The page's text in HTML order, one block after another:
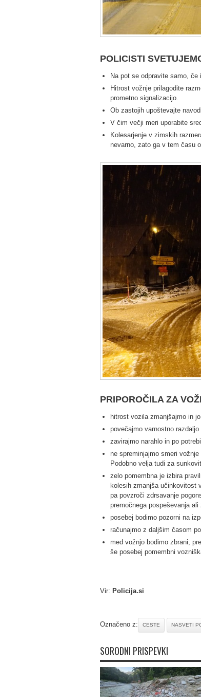
POLICISTI
Na pot se odpravite samo,
Hitrost vožnje prilagodite
prometno signalizacijo.
Ob zastojih upoštevajte
V čim večji meri uporabite
Kolesarjenje v zimskih
nevarno, zato ga v tem času
PRIPOROČILA ZA
hitrost vozila zmanjšajmo in
povečajmo varnostno
zavirajmo narahlo in po
ne spreminjajmo smeri
Podobno velja tudi za
zelo pomembna je izbira
kolesih zmanjša učinkovitost
pa povzroči zdrsavanje
premočnega pospeševanja
posebej bodimo pozorni na
računajmo z daljšim časom
med vožnjo bodimo zbrani,
še posebej pomembni
Vir: Policija.si
Označeno z: CESTE NASVETI
SORODNI PRISPEVKI